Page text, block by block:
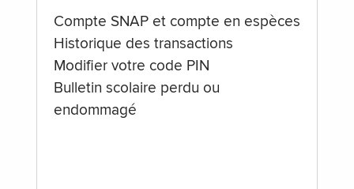
Compte SNAP et compte en espèces
Historique des transactions
Modifier votre code PIN
Bulletin scolaire perdu ou
endommagé